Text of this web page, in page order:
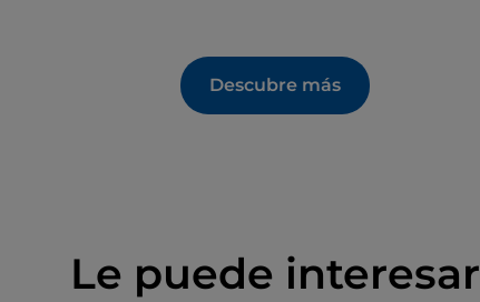
Descubre más
Le puede interesar